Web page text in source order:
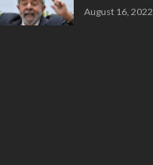
August 16, 2022